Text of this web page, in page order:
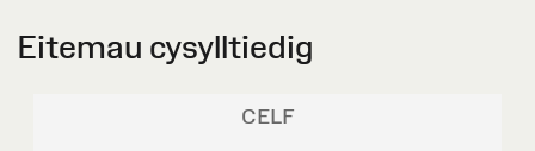
Eitemau cysylltiedig
CELF